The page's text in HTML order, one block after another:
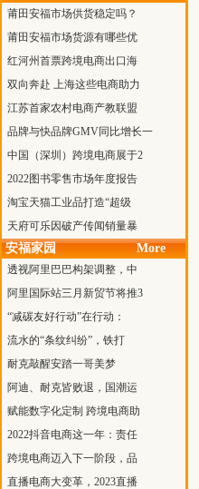
莆田安福市场供货稳定吗？
莆田安福市场货源有哪些优
红河州首票跨境电商出口海
双向奔赴 上海这些电商助力
江苏首家农村电商产教联盟
品牌与快品牌GMV同比增长一
中国（深圳）跨境电商展于2
2022图书零售市场年度报告
淘宝天猫工业品打造“超级
天府可乐因破产传闻销量暴
安福家园 More
透视阿里巴巴构架调整，中
阿里国际站三月新贸节将推3
“减碳友好行动”在行动：
流水的“条纹纠纷”，铁打
耐克敲醒安踏一哥美梦
阿迪、耐克皆败退，国潮运
赋能数字化定制 跨境电商助
2022抖音电商这一年：责任
跨境电商迈入下一阶段，品
直播电商大变革，2023直播